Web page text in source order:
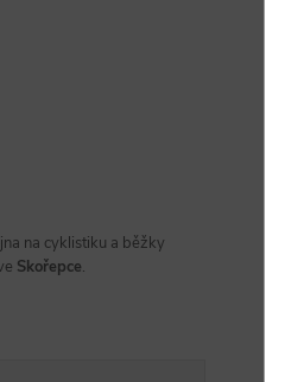
na cyklistiku a běžky
Skořepce.